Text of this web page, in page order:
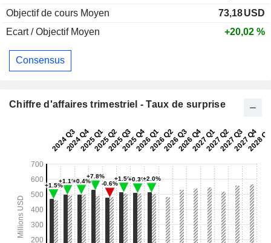
Objectif de cours Moyen
73,18USD
Ecart / Objectif Moyen
+20,02 %
Consensus
Chiffre d'affaires trimestriel - Taux de surprise